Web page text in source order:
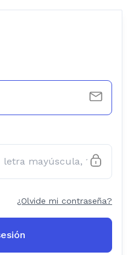
¿Olvide mi contraseña?